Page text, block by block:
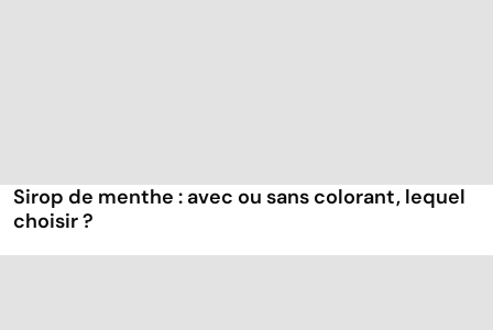
Sirop de menthe : avec ou sans colorant, lequel
choisir ?